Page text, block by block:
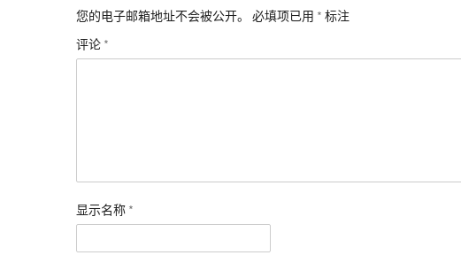
您的电子邮箱地址不会被公开。 必填项已用 * 标注
评论 *
显示名称 *